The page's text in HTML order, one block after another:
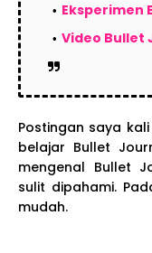
Eksperimen
Video Bullet
Postingan saya
belajar Bullet
mengenal Bullet
sulit dipahami.
mudah.